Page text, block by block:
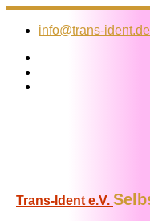
Zum
Inhalt
info@trans-ident.de
Trans-Ident e.V.